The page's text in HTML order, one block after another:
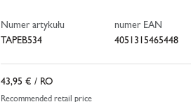
Numer artykułu
TAPEB534
numer EAN
4051315465448
43,95 € / RO
Recommended retail price